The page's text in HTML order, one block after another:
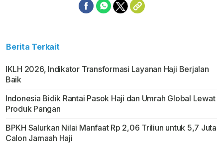
Berita Terkait
IKLH 2026, Indikator Transformasi Layanan Haji Berjalan
Baik
Indonesia Bidik Rantai Pasok Haji dan Umrah Global Lewat
Produk Pangan
BPKH Salurkan Nilai Manfaat Rp 2,06 Triliun untuk 5,7 Juta
Calon Jamaah Haji